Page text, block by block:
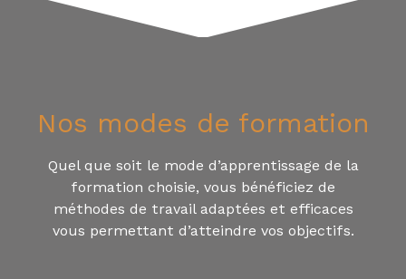
Nos modes de formation
Quel que soit le mode d’apprentissage de la
formation choisie, vous bénéficiez de
méthodes de travail adaptées et efficaces
vous permettant d’atteindre vos objectifs.